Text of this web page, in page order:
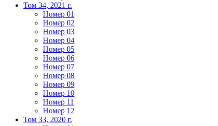
Том 34, 2021 г.
Номер 01
Номер 02
Номер 03
Номер 04
Номер 05
Номер 06
Номер 07
Номер 08
Номер 09
Номер 10
Номер 11
Номер 12
Том 33, 2020 г.